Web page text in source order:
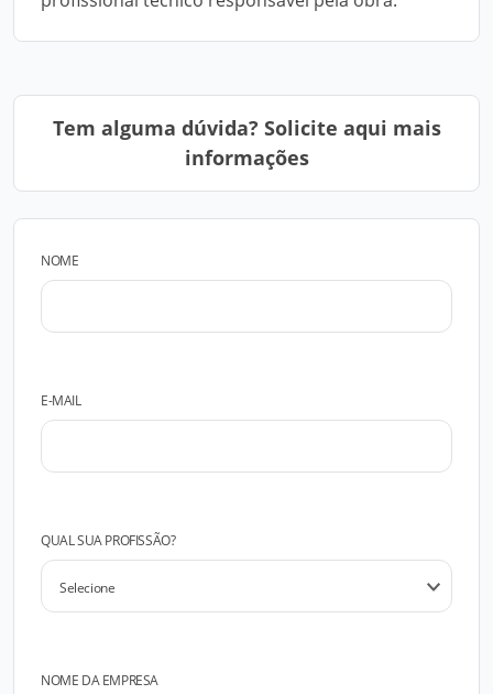
Tem alguma dúvida? Solicite aqui mais
informações
NOME
E-MAIL
QUAL SUA PROFISSÃO?
NOME DA EMPRESA